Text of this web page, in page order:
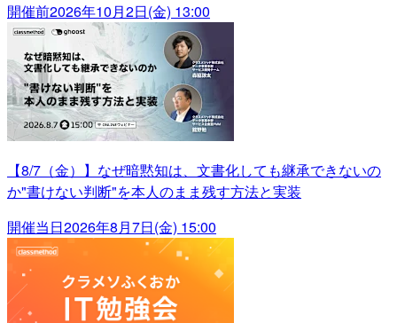
開催前2026年10月2日(金) 13:00
【8/7（金）】なぜ暗黙知は、文書化しても継承できないの
か"書けない判断"を本人のまま残す方法と実装
開催当日2026年8月7日(金) 15:00